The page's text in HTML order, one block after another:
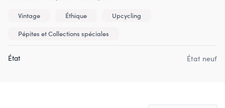
Vintage Éthique Upcycling
Pépites et Collections spéciales
État État neuf